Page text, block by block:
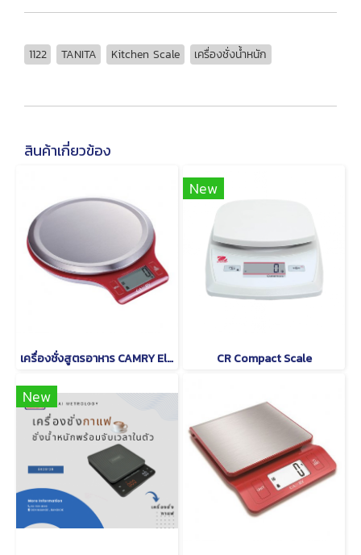
1122 TANITA Kitchen Scale เครื่องชั่งน้ำหนัก
สินค้าเกี่ยวข้อง
เครื่องชั่งสูตรอาหาร CAMRY Electronic Kitchen Scale EK3211
New
CR Compact Scale
New